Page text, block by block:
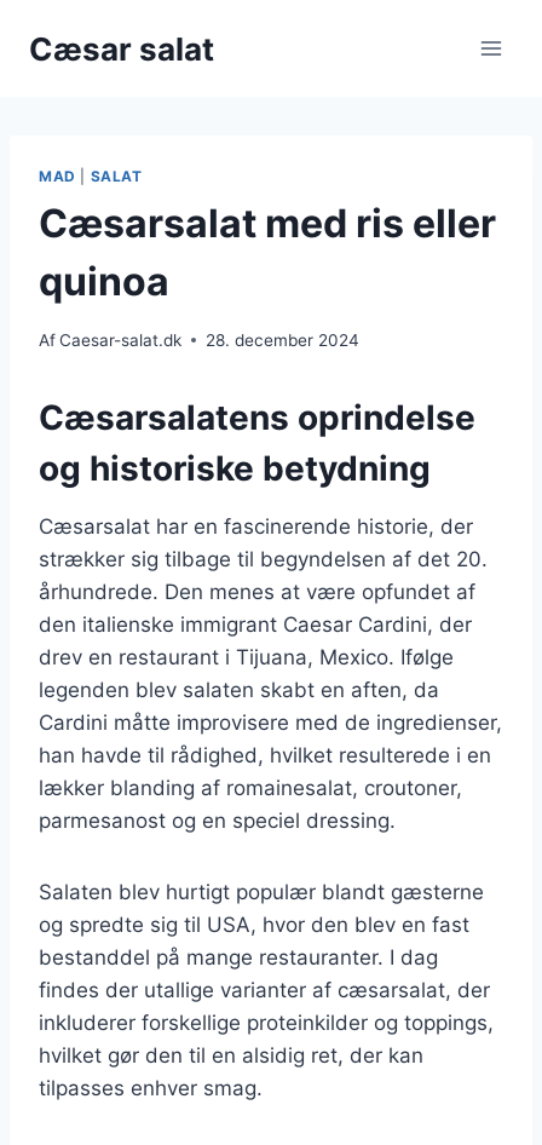
Cæsar salat
MAD SALAT
Cæsarsalat med ris eller
quinoa
AfCaesar-salat.dk 28. december 2024
Cæsarsalatens oprindelse
og historiske betydning
Cæsarsalat har en fascinerende historie, der
strækker sig tilbage til begyndelsen af det 20.
århundrede. Den menes at være opfundet af
den italienske immigrant Caesar Cardini, der
drev en restaurant i Tijuana, Mexico. Ifølge
legenden blev salaten skabt en aften, da
Cardini måtte improvisere med de ingredienser,
han havde til rådighed, hvilket resulterede i en
lækker blanding af romainesalat, croutoner,
parmesanost og en speciel dressing.
Salaten blev hurtigt populær blandt gæsterne
og spredte sig til USA, hvor den blev en fast
bestanddel på mange restauranter. I dag
findes der utallige varianter af cæsarsalat, der
inkluderer forskellige proteinkilder og toppings,
hvilket gør den til en alsidig ret, der kan
tilpasses enhver smag.